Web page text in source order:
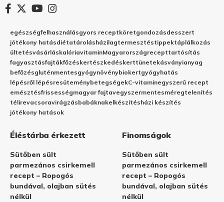
egészségfelhasználásgyors receptköretgondozásdesszert
jótékony hatásdiétatárolásházilagtermesztéstippektáplálkozás
ültetésvásárláskalóriavitaminMagyarországrecepttartósítás
fagyasztásfajtákfőzéskertészkedéskerttünetekásványianyag
befőzésgluténmentesgyógynövénybiokertgyógyhatás
lépésről lépésresüteménybetegségekC-vitaminegyszerű recept
emésztésfrissességmagyar fajtavegyszermentesméregtelenítés
télirevacsoravirágzásbabáknakelkészítésházi készítés
jótékony hatások
Éléstárba érkezett
Sütőben sült
parmezános csirkemell
recept – Ropogós
bundával, olajban sütés
nélkül
Finomságok
Sütőben sült
parmezános csirkemell
recept – Ropogós
bundával, olajban sütés
nélkül